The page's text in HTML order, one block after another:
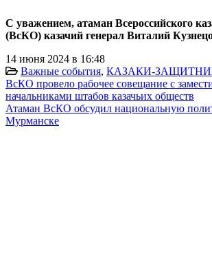
С уважением, атаман Всероссийского
(ВсКО) казачий генерал Виталий
14 июня 2024 в 16:48
Важные события, КАЗАКИ-
ВсКО провело рабочее совещание с
начальниками штабов казачьих обществ
Атаман ВсКО обсудил национальную
Мурманске